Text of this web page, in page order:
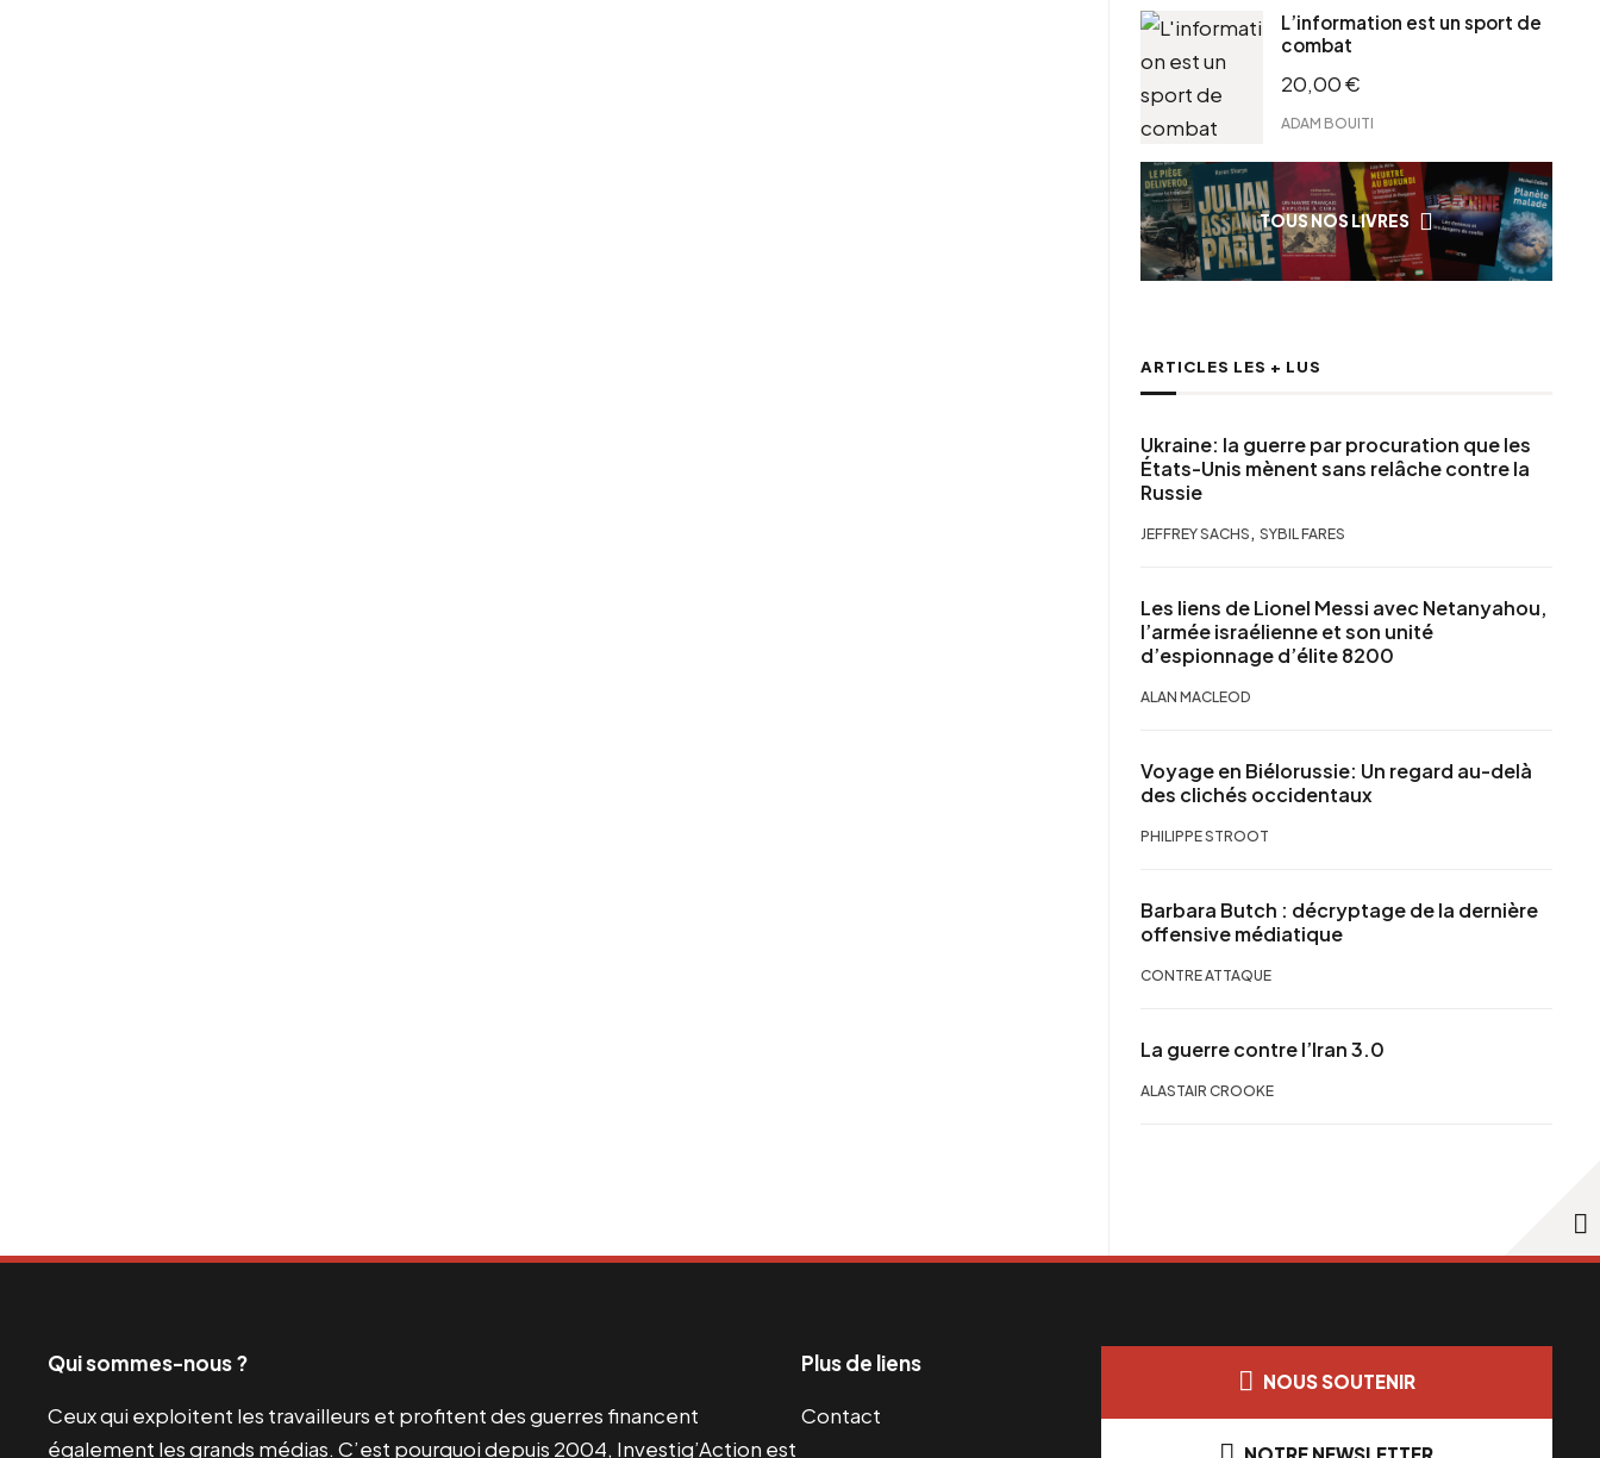
L’information est un sport de
combat
20,00€
ADAM BOUITI
TOUS NOS LIVRES
ARTICLES LES + LUS
Ukraine: la guerre par procuration que les
États-Unis mènent sans relâche contre la
Russie
JEFFREY SACHS , SYBIL FARES
Les liens de Lionel Messi avec Netanyahou,
l’armée israélienne et son unité
d’espionnage d’élite 8200
ALAN MACLEOD
Voyage en Biélorussie: Un regard au-delà
des clichés occidentaux
PHILIPPE STROOT
Barbara Butch : décryptage de la dernière
offensive médiatique
CONTRE ATTAQUE
La guerre contre l’Iran 3.0
ALASTAIR CROOKE
Qui sommes-nous ?
Ceux qui exploitent les travailleurs et profitent des guerres financent
également les grands médias. C’est pourquoi depuis 2004, Investig’Action est
Plus de liens
Contact
NOUS SOUTENIR